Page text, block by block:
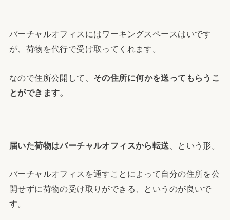
バーチャルオフィスにはワーキングスペースはいです
が、荷物を代行で受け取ってくれます。
なので住所公開して、 その住所に何かを送ってもらうこ
とができます。
届いた荷物はバーチャルオフィスから転送 、という形。
バーチャルオフィスを通すことによって自分の住所を公
開せずに荷物の受け取りができる、というのが良いで
す。